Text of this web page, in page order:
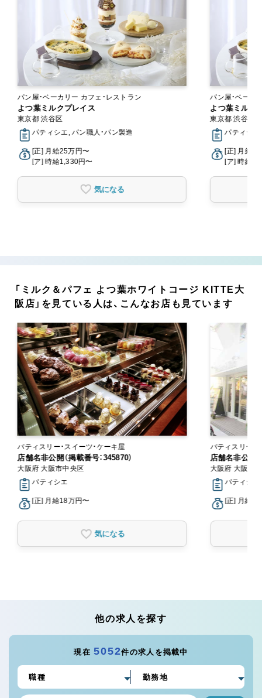
パン屋・ベーカリー カフェ・レストラン
よつ葉ミルクプレイス
東京都 渋谷区
パティシエ, パン職人・パン製造
[正] 月給25万円〜
[ア] 時給1,330円〜
気になる
よつ葉ミルク
東京都 渋谷区
パティシエ
[正] 月給
[ア] 時給
「ミルク＆パフェ よつ葉ホワイトコージ KITTE大
阪店」を見ている人は、こんなお店も見ています
パティスリー・スイーツ・ケーキ屋
店舗名非公開（掲載番号：345870）
大阪府 大阪市中央区
パティシエ
[正] 月給18万円〜
気になる
パティスリー・
店舗名非公開
大阪府 大阪市
パティシエ
[正] 月給
他の求人を探す
現在5052件の求人を掲載中